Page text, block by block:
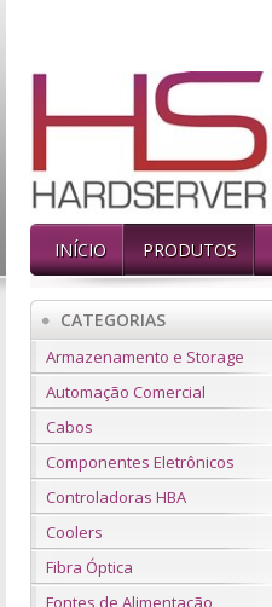
INÍCIO PRODUTOS
CATEGORIAS
Armazenamento e Storage
Automação Comercial
Cabos
Componentes Eletrônicos
Controladoras HBA
Coolers
Fibra Óptica
Fontes de Alimentação